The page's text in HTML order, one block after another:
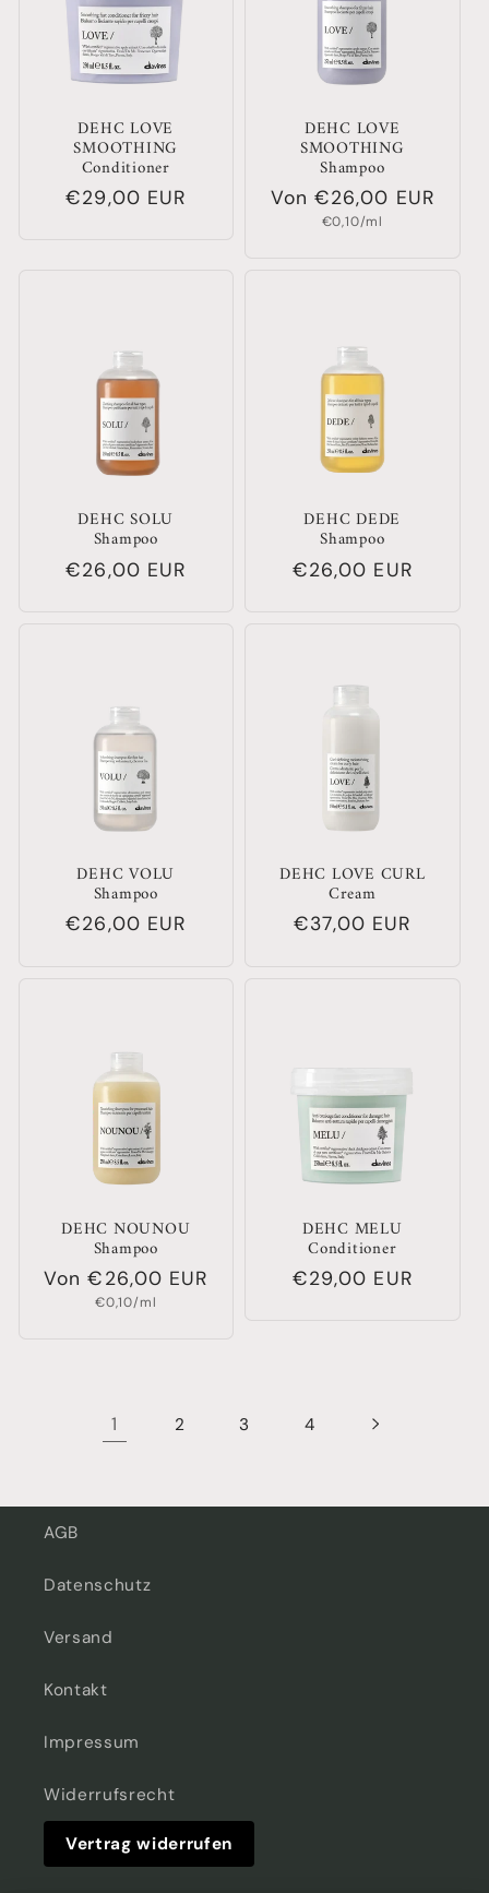
DEHC LOVE
SMOOTHING
Conditioner
Normaler
€29,00 EUR
DEHC LOVE
SMOOTHING
Shampoo
Normaler
Von €26,00 EUR
Grundpreis
€0,10/ml
DEHC SOLU
Shampoo
Normaler
€26,00 EUR
DEHC DEDE
Shampoo
Normaler
€26,00 EUR
DEHC VOLU
Shampoo
Normaler
€26,00 EUR
DEHC LOVE CURL
Cream
Normaler
€37,00 EUR
DEHC NOUNOU
Shampoo
Normaler
Von €26,00 EUR
Grundpreis
€0,10/ml
DEHC MELU
Conditioner
Normaler
€29,00 EUR
1 2 3 4
AGB
Datenschutz
Versand
Kontakt
Impressum
Widerrufsrecht
Vertrag widerrufen